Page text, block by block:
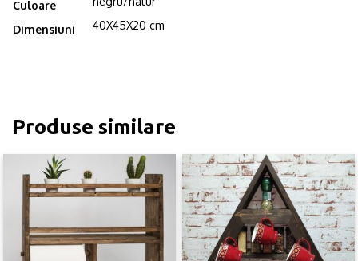
Culoare
Dimensiuni 40X45X20 cm
Produse similare